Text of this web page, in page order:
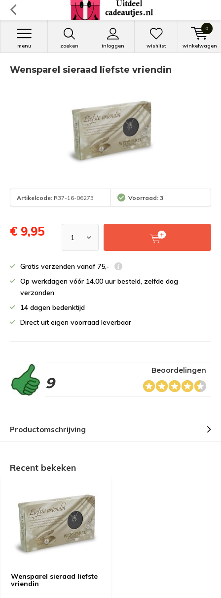
zoeken inloggen
menu wishlist winkelwagen
0
Wensparel sieraad liefste vriendin
Artikelcode: R37-16-06273 Voorraad: 3
€ 9,95
Gratis verzenden vanaf 75,-
Op werkdagen vóór 14.00 uur besteld, zelfde dag
verzonden
14 dagen bedenktijd
Direct uit eigen voorraad leverbaar
9
Beoordelingen
Productomschrijving
Recent bekeken
Wensparel sieraad liefste
vriendin